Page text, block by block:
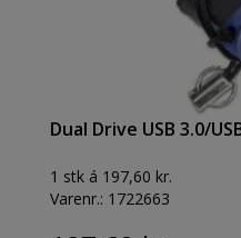
Dual Drive USB 3.0/
1 stk á 197,60 kr.
Varenr.: 1722663